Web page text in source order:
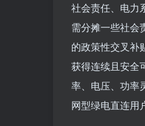
社会责任、电力
需分摊一些社会
的政策性交叉补
获得连续且安全
率、电压、功率
网型绿电直连用